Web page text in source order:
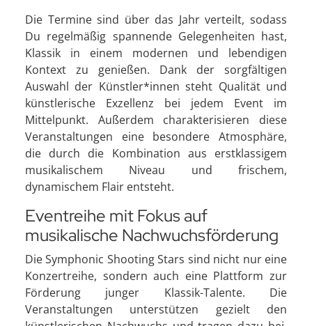
Die Termine sind über das Jahr verteilt, sodass
Du regelmäßig spannende Gelegenheiten hast,
Klassik in einem modernen und lebendigen
Kontext zu genießen. Dank der sorgfältigen
Auswahl der Künstler*innen steht Qualität und
künstlerische Exzellenz bei jedem Event im
Mittelpunkt. Außerdem charakterisieren diese
Veranstaltungen eine besondere Atmosphäre,
die durch die Kombination aus erstklassigem
musikalischem Niveau und frischem,
dynamischem Flair entsteht.
Eventreihe mit Fokus auf
musikalische Nachwuchsförderung
Die Symphonic Shooting Stars sind nicht nur eine
Konzertreihe, sondern auch eine Plattform zur
Förderung junger Klassik-Talente. Die
Veranstaltungen unterstützen gezielt den